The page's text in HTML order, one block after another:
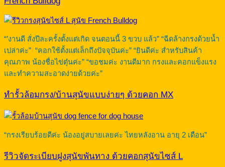
“’งานดี สั่งปีละครั้งตั้งแต่เกิด จนตอนนี้ 3 ขวบ แล้ว” “ฉีดล้างกรงด้วยน้ำ
เปล่าค่ะ” “คอกใช้ตั้งแต่เล็กถึงปัจจุบันค่ะ” “ยินดีค่ะ สำหรับสินค้า
คุณภาพ น้องชื่อไข่ตุ๋นค่ะ” “ขอชมค่ะ งานดีมาก กรงและคอกแข็งแรง
และทำความสะอาดง่ายด้วยค่ะ”
ทำรั้วล้อมกรง/บ้านสุนัขแบบง่ายๆ ด้วยคอก MX
“กรงเรียบร้อยดีค่ะ น้องอยู่สบายเลยค่ะ ไทยหลังอาน อายุ 2 เดือน”
รีวิวจัดระเบียบฝูงสุนัขพันทาง ด้วยคอกสุนัขไซส์ L